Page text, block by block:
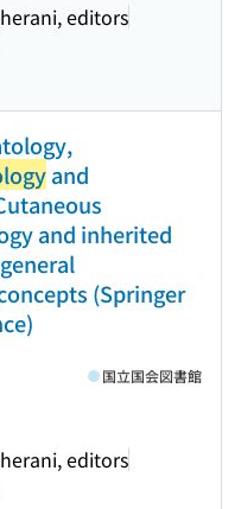
editors
and
and inherited
(Springer
editors
国立国会図書館